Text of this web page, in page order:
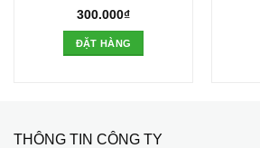
300.000₫
ĐẶT HÀNG
THÔNG TIN CÔNG TY